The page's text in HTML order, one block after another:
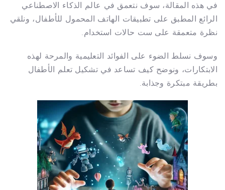
في هذه المقالة، سوف نتعمق في عالم الذكاء الاصطناعي
الرائع المطبق على تطبيقات الهاتف المحمول للأطفال، ونلقي
نظرة متعمقة على ست حالات استخدام.
وسوف نسلط الضوء على الفوائد التعليمية والمرحة لهذه
الابتكارات، ونوضح كيف تساعد في تشكيل تعلم الأطفال
بطريقة مبتكرة وجذابة.